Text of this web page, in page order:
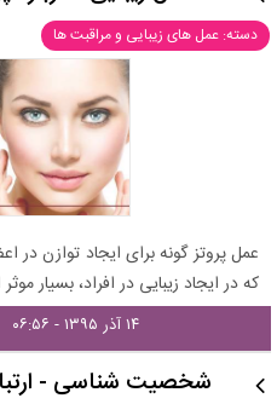
دسته: عمل های زیبایی و مراقبت ها
عمل پروتز گونه برای ایجاد توازن در
که در ایجاد زیبایی در افراد، بسیار
۱۴ آذر ۱۳۹۵ - ۰۶:۵۶
شخصیت شناسی -